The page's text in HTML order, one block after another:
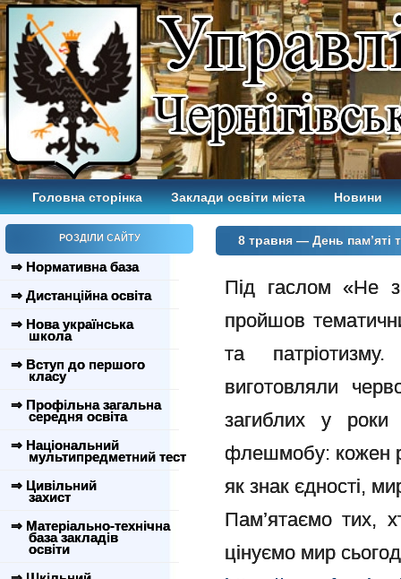
Головна сторінка Заклади освіти міста Новини
РОЗДІЛИ САЙТУ
⇒ Нормативна база
⇒ Дистанційна освіта
⇒ Нова українська
школа
⇒ Вступ до першого
класу
⇒ Профільна загальна
середня освіта
⇒ Національний
мультипредметний тест
⇒ Цивільний
захист
⇒ Матеріально-технічна
база закладів
освіти
8 травня — День пам’яті
Під гаслом «Не
пройшов
та
виготовляли
загиблих у
флешмобу: кожен
як знак єдності,
Пам’ятаємо тих,
цінуємо мир